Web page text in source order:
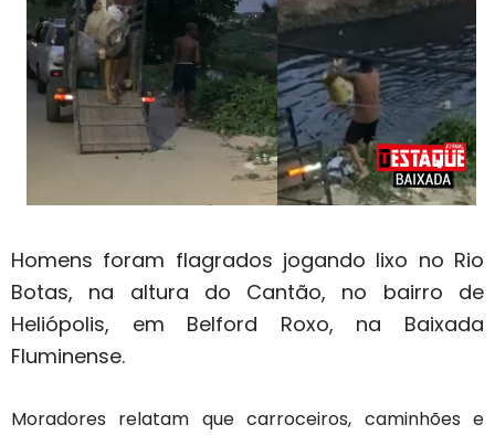
Homens foram flagrados jogando lixo no Rio
Botas, na altura do Cantão, no bairro de
Heliópolis, em Belford Roxo, na Baixada
Fluminense.
Moradores relatam que carroceiros, caminhões e